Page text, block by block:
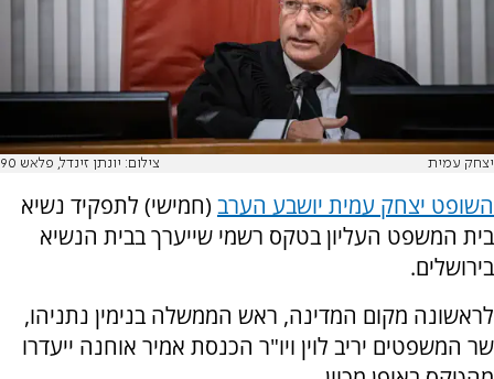
יצחק עמית צילום: יונתן זינדל, פלאש 90
השופט יצחק עמית יושבע הערב (חמישי) לתפקיד נשיא
בית המשפט העליון בטקס רשמי שייערך בבית הנשיא
בירושלים.
לראשונה מקום המדינה, ראש הממשלה בנימין נתניהו,
שר המשפטים יריב לוין ויו"ר הכנסת אמיר אוחנה ייעדרו